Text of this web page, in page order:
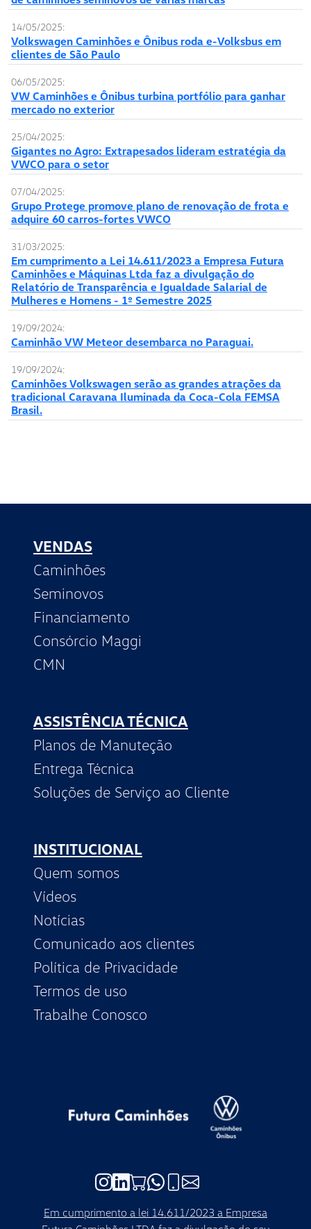
14/05/2025:
Volkswagen Caminhões e Ônibus roda e-Volksbus em
clientes de São Paulo
06/05/2025:
VW Caminhões e Ônibus turbina portfólio para ganhar
mercado no exterior
25/04/2025:
Gigantes no Agro: Extrapesados lideram estratégia da
VWCO para o setor
07/04/2025:
Grupo Protege promove plano de renovação de frota e
adquire 60 carros-fortes VWCO
31/03/2025:
Em cumprimento a Lei 14.611/2023 a Empresa Futura
Caminhões e Máquinas Ltda faz a divulgação do
Relatório de Transparência e Igualdade Salarial de
Mulheres e Homens - 1º Semestre 2025
19/09/2024:
Caminhão VW Meteor desembarca no Paraguai.
19/09/2024:
Caminhões Volkswagen serão as grandes atrações da
tradicional Caravana Iluminada da Coca-Cola FEMSA
Brasil.
VENDAS
Caminhões
Seminovos
Financiamento
Consórcio Maggi
CMN
ASSISTÊNCIA TÉCNICA
Planos de Manuteção
Entrega Técnica
Soluções de Serviço ao Cliente
INSTITUCIONAL
Quem somos
Vídeos
Notícias
Comunicado aos clientes
Política de Privacidade
Termos de uso
Trabalhe Conosco
Link para Instagram
Link para Linkedin
Link para Loja de Peças
Whatsapp de contato da
Telefone de contato da
E-mail de contato da
Em cumprimento a lei 14.611/2023 a Empresa